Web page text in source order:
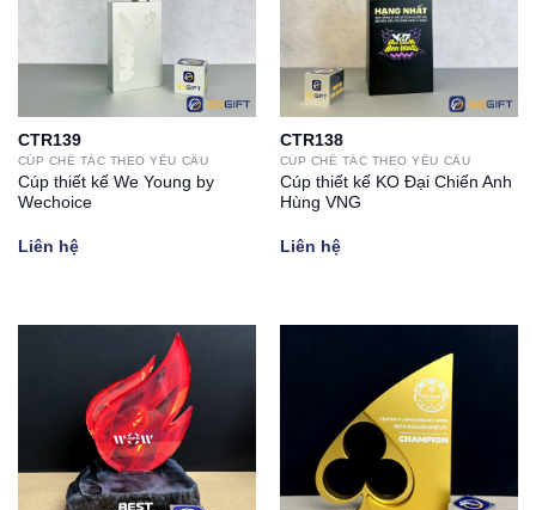
CTR139
CÚP CHẾ TÁC THEO YÊU CẦU
Cúp thiết kế We Young by
Wechoice
Liên hệ
CTR138
CÚP CHẾ TÁC THEO YÊU CẦU
Cúp thiết kế KO Đại Chiến Anh
Hùng VNG
Liên hệ